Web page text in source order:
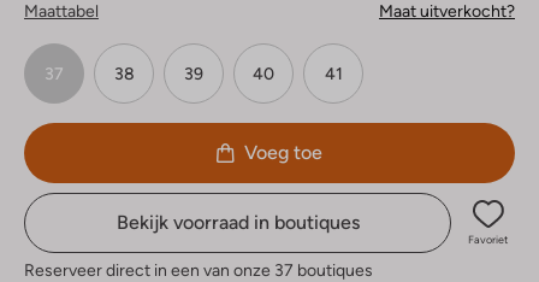
Maattabel Maat uitverkocht?
37 38 39 40 41
Voeg toe
Bekijk voorraad in boutiques
Favoriet
Reserveer direct in een van onze 37 boutiques